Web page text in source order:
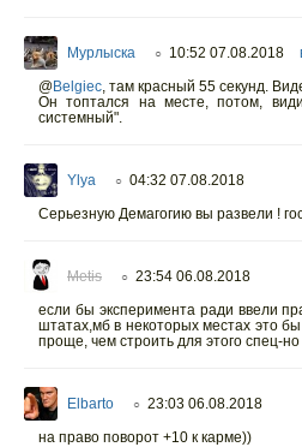
Мурлыска ○ 10:52 07.08.2018
@Belgiec там красный 55 секунд.
Он топтался на месте, потом,
системный".
Ylya ○ 04:32 07.08.2018
Серьезную Демагогию вы развели !
Metis ○ 23:54 06.08.2018
если бы эксперимента ради ввели
штатах,мб в некоторых местах это
проще, чем строить для этого спец-
Elbarto ○ 23:03 06.08.2018
на право поворот +10 к карме))